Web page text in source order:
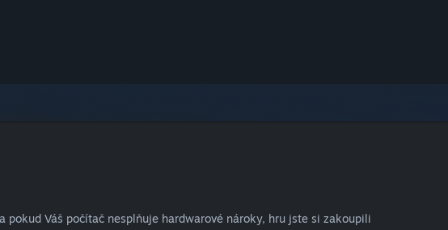
Váš počítač nesplňuje hardwarové nároky, hru jste si zakoupili